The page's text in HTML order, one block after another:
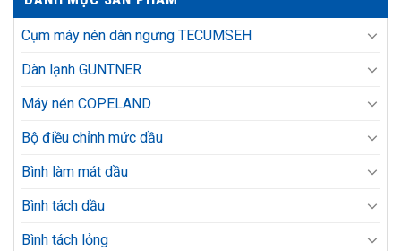
Cụm máy nén dàn ngưng TECUMSEH
Dàn lạnh GUNTNER
Máy nén COPELAND
Bộ điều chỉnh mức dầu
Bình làm mát dầu
Bình tách dầu
Bình tách lỏng